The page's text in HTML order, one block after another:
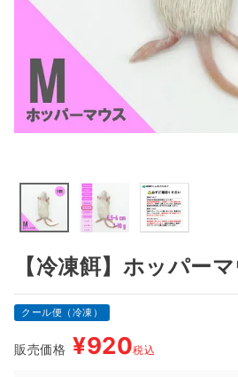
【冷凍餌】ホッパー
クール便（冷凍）
販売価格 ¥920税込